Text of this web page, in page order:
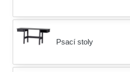
Psací stoly